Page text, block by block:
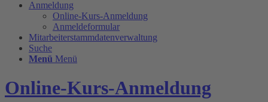
Anmeldung
Online-Kurs-Anmeldung
Anmeldeformular
Mitarbeiterstammdatenverwaltung
Suche
Menü Menü
Online-Kurs-Anmeldung